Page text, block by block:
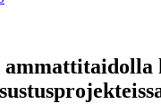
ammattitaidolla